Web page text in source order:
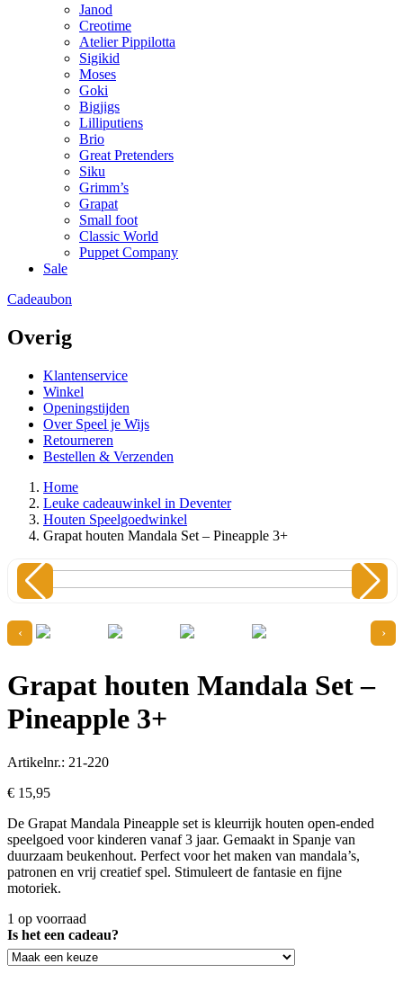
Janod
Creotime
Atelier Pippilotta
Sigikid
Moses
Goki
Bigjigs
Lilliputiens
Brio
Great Pretenders
Siku
Grimm’s
Grapat
Small foot
Classic World
Puppet Company
Sale
Cadeaubon
Overig
Klantenservice
Winkel
Openingstijden
Over Speel je Wijs
Retourneren
Bestellen & Verzenden
Home
Leuke cadeauwinkel in Deventer
Houten Speelgoedwinkel
Grapat houten Mandala Set – Pineapple 3+
›
‹
Grapat houten Mandala Set –
Pineapple 3+
Artikelnr.: 21-220
€ 15,95
De Grapat Mandala Pineapple set is kleurrijk houten open-ended
speelgoed voor kinderen vanaf 3 jaar. Gemaakt in Spanje van
duurzaam beukenhout. Perfect voor het maken van mandala’s,
patronen en vrij creatief spel. Stimuleert de fantasie en fijne
motoriek.
1 op voorraad
Is het een cadeau?